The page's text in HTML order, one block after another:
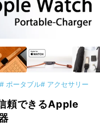
# ポータブル# アクセサリー
頼できるApple